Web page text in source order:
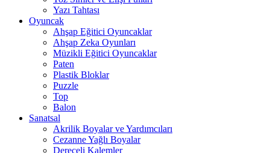
Yazı Tahtası
Oyuncak
Ahşap Eğitici Oyuncaklar
Ahşap Zeka Oyunları
Müzikli Eğitici Oyuncaklar
Paten
Plastik Bloklar
Puzzle
Top
Balon
Sanatsal
Akrilik Boyalar ve Yardımcıları
Cezanne Yağlı Boyalar
Dereceli Kalemler